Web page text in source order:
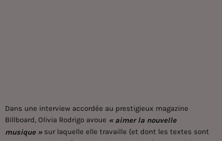
Dans une interview accordée au prestigieux magazine
Billboard, Olivia Rodrigo avoue « aimer la nouvelle
musique »sur laquelle elle travaille (et dont les textes sont